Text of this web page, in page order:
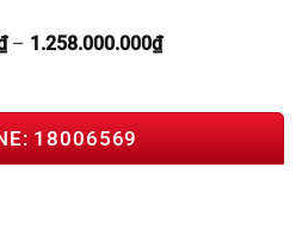
– 1.258.000.000₫
18006569